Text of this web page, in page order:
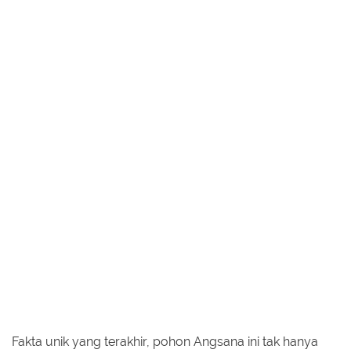
Fakta unik yang terakhir, pohon Angsana ini tak hanya